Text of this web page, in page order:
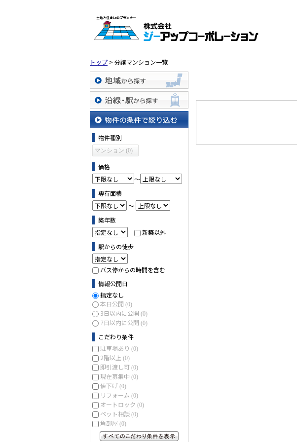
トップ > 分譲マンション一覧
地域から探す
沿線・駅から探す
物件の条件で絞り込む
物件種別
マンション (0)
価格
～
専有面積
～
築年数
新築以外
駅からの徒歩
バス停からの時間を含む
情報公開日
指定なし
本日公開 (0)
3日以内に公開 (0)
7日以内に公開 (0)
こだわり条件
駐車場あり (0)
2階以上 (0)
即引渡し可 (0)
現在募集中 (0)
値下げ (0)
リフォーム (0)
オートロック (0)
ペット相談 (0)
角部屋 (0)